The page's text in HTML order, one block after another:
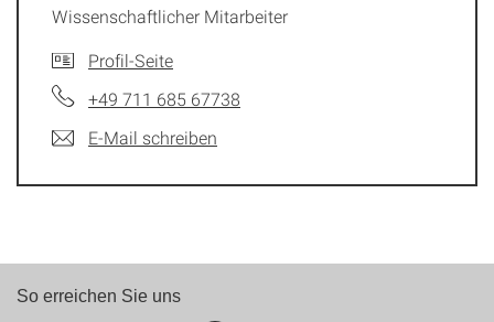
Wissenschaftlicher Mitarbeiter
Profil-Seite
+49 711 685 67738
E-Mail schreiben
So erreichen Sie uns